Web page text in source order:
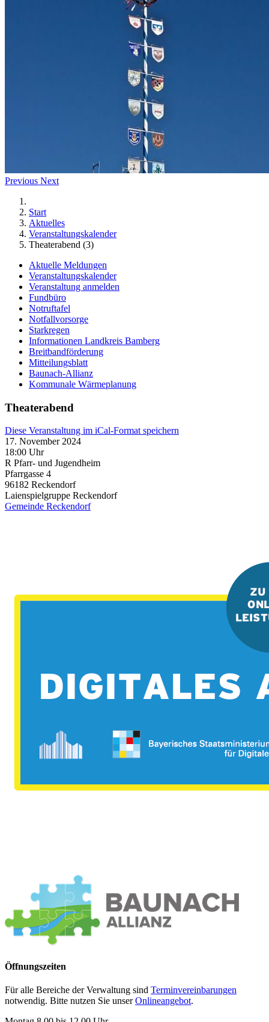
Previous Next
Start
Aktuelles
Veranstaltungskalender
Theaterabend (3)
Aktuelle Meldungen
Veranstaltungskalender
Veranstaltung anmelden
Fundbüro
Notruftafel
Notfallvorsorge
Starkregen
Informationen Landkreis Bamberg
Breitbandförderung
Mitteilungsblatt
Baunach-Allianz
Kommunale Wärmeplanung
Theaterabend
Diese Veranstaltung im iCal-Format speichern
17. November 2024
18:00 Uhr
R Pfarr- und Jugendheim
Pfarrgasse 4
96182 Reckendorf
Laienspielgruppe Reckendorf
Gemeinde Reckendorf
Öffnungszeiten
Für alle Bereiche der Verwaltung sind Terminvereinbarungen
notwendig. Bitte nutzen Sie unserOnlineangebot.